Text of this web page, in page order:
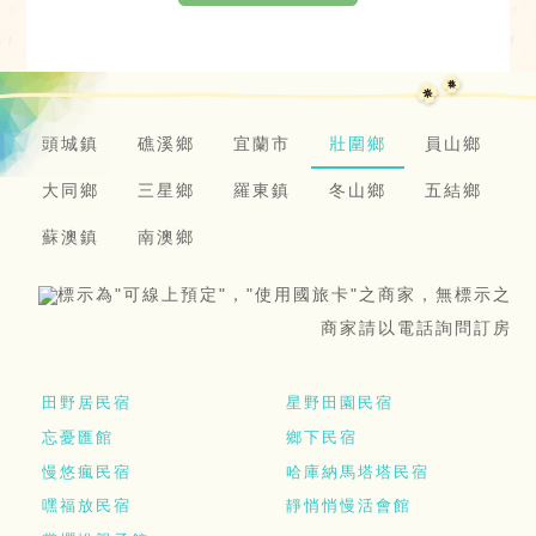
頭城鎮 礁溪鄉 宜蘭市 壯圍鄉 員山鄉
大同鄉 三星鄉 羅東鎮 冬山鄉 五結鄉
蘇澳鎮 南澳鄉
標示為"可線上預定"，"使用國旅卡"之商家，無標示之
商家請以電話詢問訂房
田野居民宿
星野田園民宿
忘憂匯館
鄉下民宿
慢悠瘋民宿
哈庫納馬塔塔民宿
嘿福放民宿
靜悄悄慢活會館